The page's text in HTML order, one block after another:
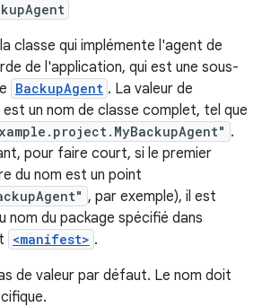
classe qui implémente l'agent de
de l'application, qui est une sous-
BackupAgent . La valeur de
un nom de classe complet, tel que
.
pour faire court, si le premier
du nom est un point
, par exemple), il est
nom du package spécifié dans
<manifest> .
de valeur par défaut. Le nom doit